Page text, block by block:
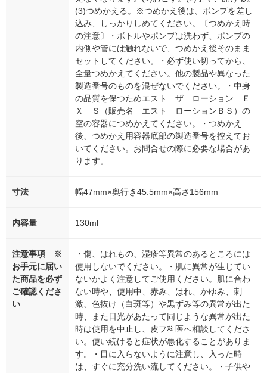
(3)つめかえる。※つめかえ後は、ポンプを差し
込み、しっかりしめてください。〔つめかえ時
の注意〕・ボトルやポンプは洗わず、ポンプの
内側や管には触れないで、つめかえ後そのまま
セットしてください。・必ず使い切ってから、
全量つめかえてください。他の製品や異なった
製造番号のものを混ぜないでください。・中身
の品質を保つためエスト ザ ローション Ｅ
Ｘ Ｓ（販売名 エスト ローションＢＳ）の
空の容器につめかえてください。・つめかえ
後、つめかえ用容器底部の製造番号を控えてお
いてください。お問合せの際に必要な場合があ
ります。
寸法 幅47mm×奥行き45.5mm×高さ156mm
内容量 130ml
注意事項 ※
お手元に届い
た商品を必ず
ご確認くださ
い
・傷、はれもの、湿疹等異常のあるところには
使用しないでください。・肌に異常が生じてい
ないかよく注意してご使用ください。肌に合わ
ない時や、使用中、赤み、はれ、かゆみ、刺
激、色抜け（白斑等）や黒ずみ等の異常が出た
時、また日光があたって同じような異常が出た
時は使用を中止し、皮フ科医へ相談してくださ
い。使い続けると症状が悪化することがありま
す。・目に入らないように注意し、入った時
は、すぐに充分洗い流してください。・子供や